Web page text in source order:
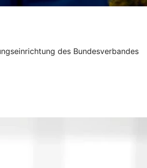
des Bundesverbandes